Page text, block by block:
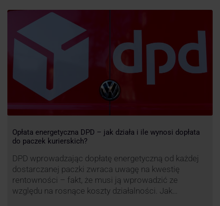
nadchodzi czas na wyjątkowo ciekawą historię tego,
co zrobił pewien kurier DPD.
Opłata energetyczna DPD – jak działa i ile wynosi dopłata
do paczek kurierskich?
DPD wprowadzając dopłatę energetyczną od każdej
dostarczanej paczki zwraca uwagę na kwestię
rentowności – fakt, że musi ją wprowadzić ze
względu na rosnące koszty działalności. Jak